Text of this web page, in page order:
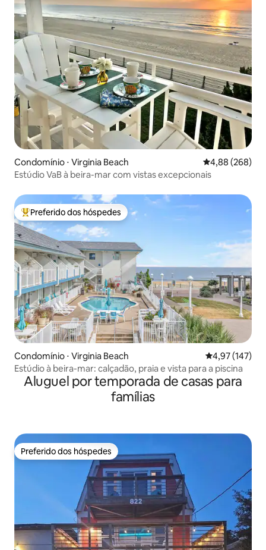
Condomínio ⋅ Virginia Beach 4,88 de uma
4,88 (268)
Estúdio VaB à beira-mar com vistas excepcionais
Entre os melhores preferidos dos hóspedes
Preferido dos hóspedes
Condomínio ⋅ Virginia Beach 4,97 de uma
4,97 (147)
Estúdio à beira-mar: calçadão, praia e vista para a piscina
Aluguel por temporada de casas para
famílias
Preferido dos hóspedes
Preferido dos hóspedes